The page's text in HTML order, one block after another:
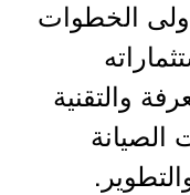
الخطوات
والتقنية
الصيانة